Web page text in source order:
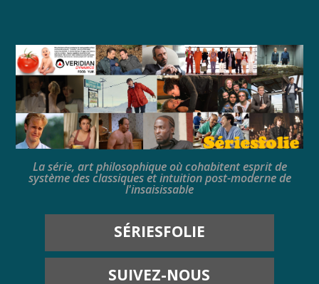
La série, art philosophique où cohabitent esprit de
système des classiques et intuition post-moderne de
l'insaisissable
SÉRIESFOLIE
SUIVEZ-NOUS